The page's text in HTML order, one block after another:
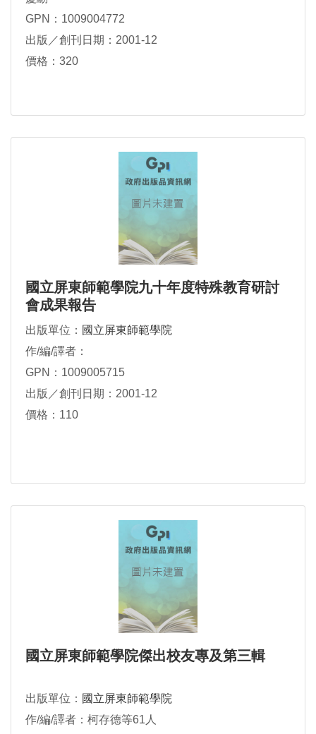
GPN：1009004772
出版／創刊日期：2001-12
價格：320
國立屏東師範學院九十年度特殊教育研討
會成果報告
出版單位： 國立屏東師範學院
作/編/譯者：
GPN：1009005715
出版／創刊日期：2001-12
價格：110
國立屏東師範學院傑出校友專及第三輯
出版單位： 國立屏東師範學院
作/編/譯者：柯存德等61人